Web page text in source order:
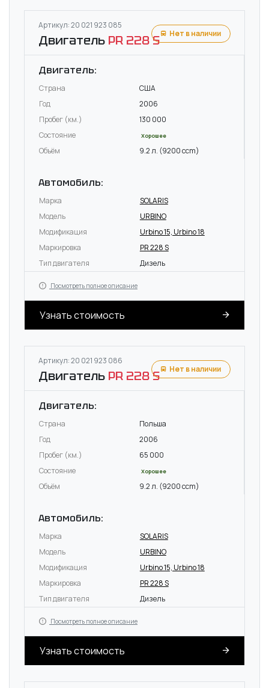
Артикул: 20 021 923 085
Двигатель PR 228 S Нет в наличии
Двигатель:
Страна
США
Год
2006
Пробег (км.)
130 000
Состояние
Хорошее
Объём 9.2 л. (9200 ccm)
Автомобиль:
Марка
SOLARIS
Модель
URBINO
Модификация
Urbino 15, Urbino 18
Маркировка
PR 228 S
Тип двигателя
Дизель
Посмотреть полное описание
Узнать стоимость
Артикул: 20 021 923 086
Двигатель PR 228 S Нет в наличии
Двигатель:
Страна
Польша
Год
2006
Пробег (км.)
65 000
Состояние
Хорошее
Объём 9.2 л. (9200 ccm)
Автомобиль:
Марка
SOLARIS
Модель
URBINO
Модификация
Urbino 15, Urbino 18
Маркировка
PR 228 S
Тип двигателя
Дизель
Посмотреть полное описание
Узнать стоимость